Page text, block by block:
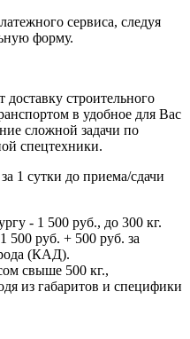
сервиса, следуя
форму.
строительного
в удобное для Вас
сложной задачи по
спецтехники.
1 сутки до приема/сдачи
- 1 500 руб., до 300 кг.
500 руб. + 500 руб. за
(КАД).
свыше 500 кг.,
из габаритов и специфики